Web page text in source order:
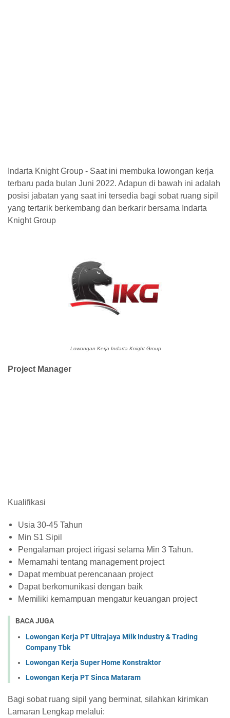
Indarta Knight Group - Saat ini membuka lowongan kerja
terbaru pada bulan Juni 2022. Adapun di bawah ini adalah
posisi jabatan yang saat ini tersedia bagi sobat ruang sipil
yang tertarik berkembang dan berkarir bersama Indarta
Knight Group
Lowongan Kerja Indarta Knight Group
Project Manager
Kualifikasi
Usia 30-45 Tahun
Min S1 Sipil
Pengalaman project irigasi selama Min 3 Tahun.
Memamahi tentang management project
Dapat membuat perencanaan project
Dapat berkomunikasi dengan baik
Memiliki kemampuan mengatur keuangan project
BACA JUGA
Lowongan Kerja PT Ultrajaya Milk Industry & Trading
Company Tbk
Lowongan Kerja Super Home Konstraktor
Lowongan Kerja PT Sinca Mataram
Bagi sobat ruang sipil yang berminat, silahkan kirimkan
Lamaran Lengkap melalui: